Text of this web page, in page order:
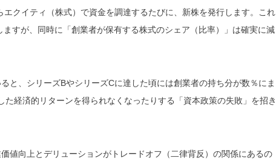
クイティ（株式）で資金を調達するたびに、新株を発行します。これ
すが、同時に「創業者が保有する株式のシェア（比率）」は確実に減
と、シリーズBやシリーズCに達した頃には創業者の持ち分が数％にま
経済的リターンを得られなくなったりする「資本政策の失敗」を招き
値向上とデリューションがトレードオフ（二律背反）の関係にあるの